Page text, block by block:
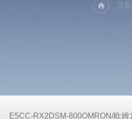
当
E5CC-RX2DSM-800OMRON/欧